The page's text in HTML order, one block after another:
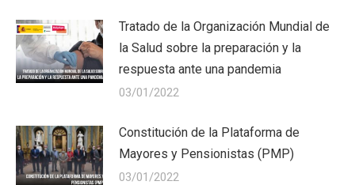
Tratado de la Organización Mundial de
la Salud sobre la preparación y la
respuesta ante una pandemia
03/01/2022
Constitución de la Plataforma de
Mayores y Pensionistas (PMP)
03/01/2022